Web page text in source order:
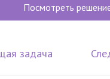
Посмотреть
задача